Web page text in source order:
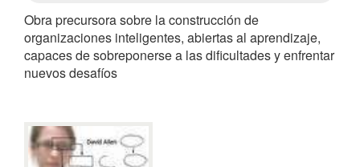
Obra precursora sobre la construcción de
organizaciones inteligentes, abiertas al aprendizaje,
capaces de sobreponerse a las dificultades y enfrentar
nuevos desafíos